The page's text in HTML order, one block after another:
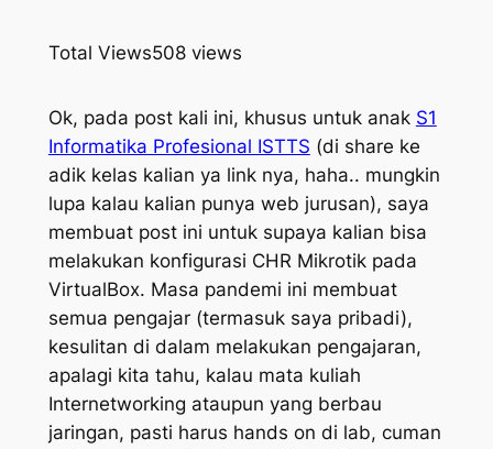
Total Views508 views
Ok, pada post kali ini, khusus untuk anak S1
Informatika Profesional ISTTS (di share ke
adik kelas kalian ya link nya, haha.. mungkin
lupa kalau kalian punya web jurusan), saya
membuat post ini untuk supaya kalian bisa
melakukan konfigurasi CHR Mikrotik pada
VirtualBox. Masa pandemi ini membuat
semua pengajar (termasuk saya pribadi),
kesulitan di dalam melakukan pengajaran,
apalagi kita tahu, kalau mata kuliah
Internetworking ataupun yang berbau
jaringan, pasti harus hands on di lab, cuman